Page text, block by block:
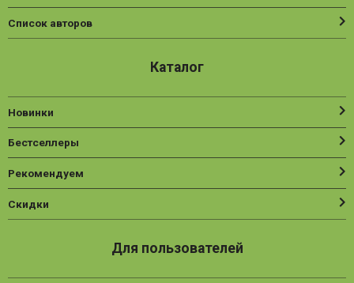
Список авторов
Каталог
Новинки
Бестселлеры
Рекомендуем
Скидки
Для пользователей